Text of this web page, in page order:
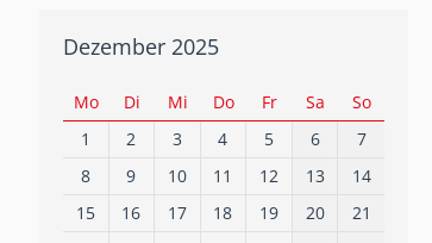
Dezember 2025
Mo Di Mi Do Fr Sa
So
1
2 3 4 5 6
7
8
9 10 11 12 13
14
15
16 17 18 19 20
21